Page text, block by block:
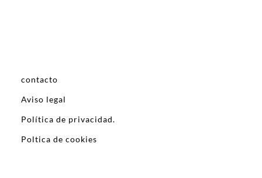
contacto
Aviso legal
Política de privacidad.
Poltica de cookies